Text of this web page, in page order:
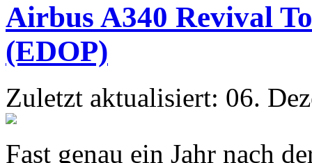
Airbus A340 Revival
(EDOP)
Zuletzt aktualisiert: 06.
Fast genau ein Jahr nach